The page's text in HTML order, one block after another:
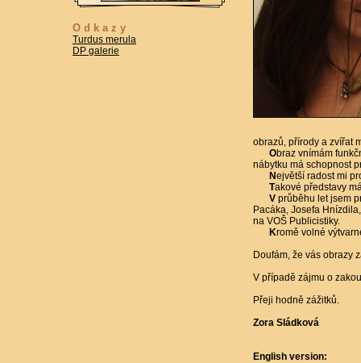
Odkazy
Turdus merula
DP galerie
obrazů, přírody a zvířat
Obraz vnímám
nábytku má schopnost
Největší radost mi
Takové představy
V průběhu let jsem
Pacáka, Josefa
na VOŠ Publicistiky.
Kromě volné
Doufám, že vás obrazy
V případě zájmu o
Přeji hodně zážitků.
Zora Sládková
English version: